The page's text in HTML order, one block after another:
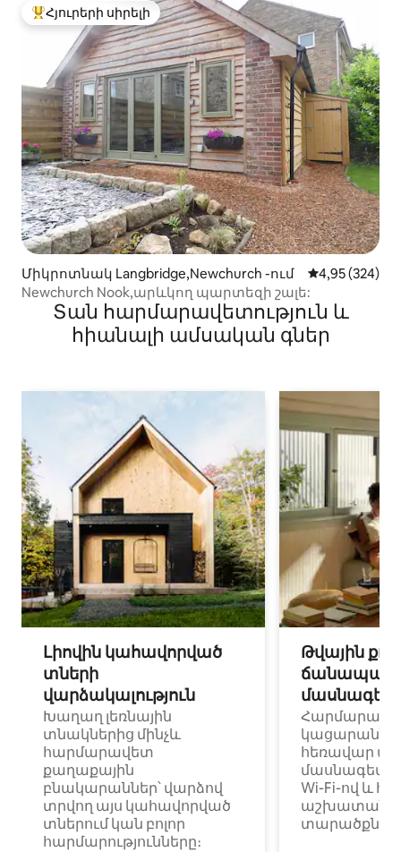
Հյուրերի սիրելի լավագույն տները
Հյուրերի սիրելի
Միկրոտնակ Langbridge,Newchurch -ում Միջին
4,95 (324)
Newchurch Nook,արևկող պարտեզի շալե:
Տան հարմարավետություն և
հիանալի ամսական գներ
Լիովին կահավորված
տների
վարձակալություն
Խաղաղ լեռնային
տնակներից մինչև
հարմարավետ
քաղաքային
բնակարաններ՝ վարձով
տրվող այս կահավորված
տներում կան բոլոր
հարմարությունները։
Թվային
հեռավար
Wi-Fi-ով և